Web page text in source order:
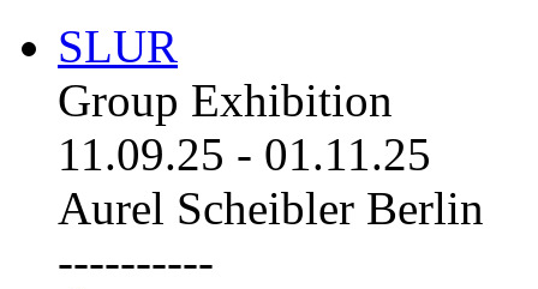
SLUR
Group Exhibition
11.09.25 - 01.11.25
Aurel Scheibler Berlin
----------